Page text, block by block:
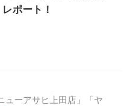
ポート！
ューアサヒ上田店」「ヤ